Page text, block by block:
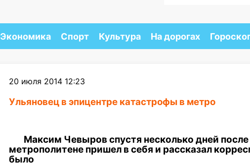
Экономика Спорт Культура На дорогах
20 июля 2014 12:23
Ульяновец в эпицентре катастрофы в метро
Максим Чевыров спустя несколько дней
метрополитене пришел в себя и рассказал
было